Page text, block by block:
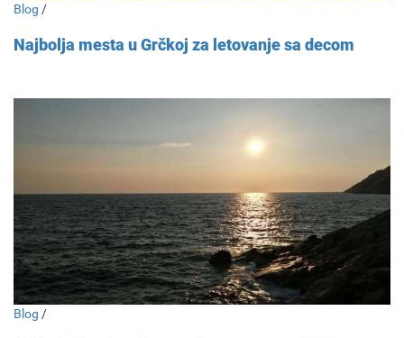
Blog /
Najbolja mesta u Grčkoj za letovanje sa decom
Blog /